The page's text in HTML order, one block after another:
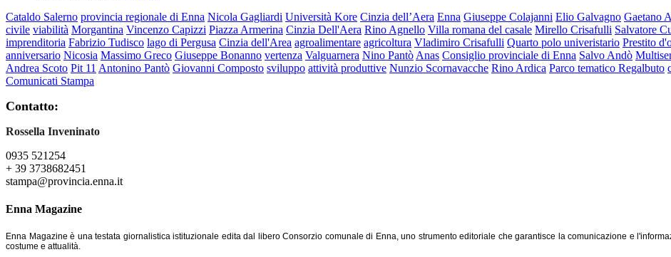
Cataldo Salerno provincia regionale di Enna Nicola Gagliardi Università Kore Cinzia dell’Aera Enna Giuseppe Colajanni Elio Galvagno Gaetano
civile viabilità Morgantina Vincenzo Capizzi Piazza Armerina Cinzia Dell'Aera Rino Agnello Villa romana del casale Mirello Crisafulli Salvatore
imprenditoria Fabrizio Tudisco lago di Pergusa Cinzia dell'Area agroalimentare agricoltura Vladimiro Crisafulli Quarto polo univeristario Prestito
anniversario Nicosia Massimo Greco Giuseppe Bonanno vertenza Valguarnera Nino Pantò Anas Consiglio provinciale di Enna Salvo Andò
Andrea Scoto Pit 11 Antonino Pantò Giovanni Composto sviluppo attività produttive Nunzio Scornavacche Rino Ardica Parco tematico Regalbuto
Comunicati Stampa
Contatto:
Rossella Inveninato
0935 521254
+ 39 3738682451
stampa@provincia.enna.it
Enna Magazine
Enna Magazine è una testata giornalistica istituzionale edita dal libero Consorzio comunale di Enna, uno strumento editoriale che garantisce la comunicazione e
costume e attualità.